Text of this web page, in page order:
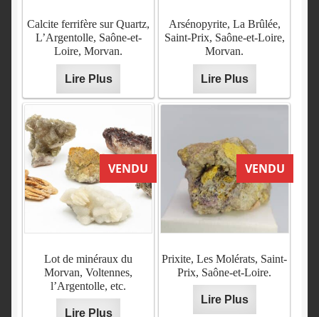
Calcite ferrifère sur Quartz,
L’Argentolle, Saône-et-
Loire, Morvan.
Lire Plus
Arsénopyrite, La Brûlée,
Saint-Prix, Saône-et-Loire,
Morvan.
Lire Plus
VENDU
Lot de minéraux du
Morvan, Voltennes,
l’Argentolle, etc.
Lire Plus
VENDU
Prixite, Les Molérats, Saint-
Prix, Saône-et-Loire.
Lire Plus